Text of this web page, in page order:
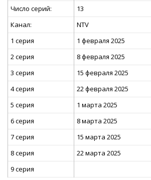
Число серий:
13
Канал:
NTV
1 серия
1 февраля 2025
2 серия
8 февраля 2025
3 серия
15 февраля 2025
4 серия
22 февраля 2025
5 серия
1 марта 2025
6 серия
8 марта 2025
7 серия
15 марта 2025
8 серия
22 марта 2025
9 серия